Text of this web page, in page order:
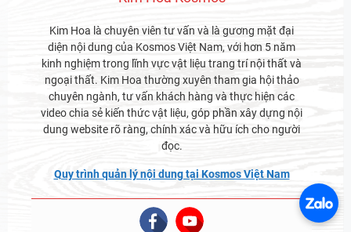
Kim Hoa là chuyên viên tư vấn và là gương mặt đại
diện nội dung của Kosmos Việt Nam, với hơn 5 năm
kinh nghiệm trong lĩnh vực vật liệu trang trí nội thất và
ngoại thất. Kim Hoa thường xuyên tham gia hội thảo
chuyên ngành, tư vấn khách hàng và thực hiện các
video chia sẻ kiến thức vật liệu, góp phần xây dựng nội
dung website rõ ràng, chính xác và hữu ích cho người
đọc.
Quy trình quản lý nội dung tại Kosmos Việt Nam